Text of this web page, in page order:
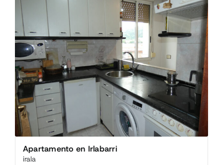
Apartamento en Irlabarri
irala